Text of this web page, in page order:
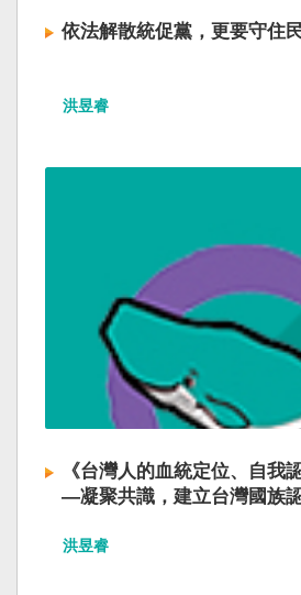
依法解散統促黨，更要守住
洪昱睿
《台灣人的血統定位、自我
—凝聚共識，建立台灣國族
洪昱睿